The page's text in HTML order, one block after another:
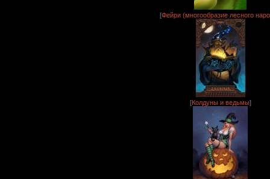
[Фейри (многообразие лесного
[Колдуны и ведьмы]